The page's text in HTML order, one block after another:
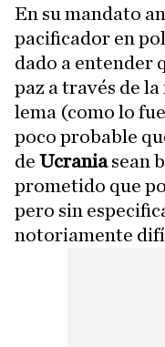
En su mandato
pacificador en
dado a entender
paz a través de
lema (como lo
poco probable
de Ucraniasean
prometido que
pero sin
notoriamente